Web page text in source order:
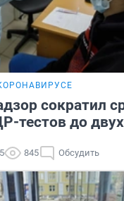
сократил
тестов до
845 Обсудить